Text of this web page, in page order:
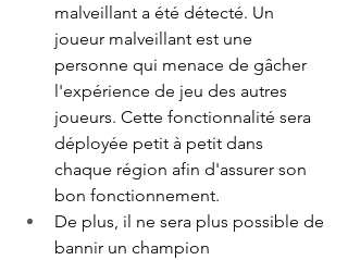
malveillant a été détecté. Un
joueur malveillant est une
personne qui menace de gâcher
l'expérience de jeu des autres
joueurs. Cette fonctionnalité sera
déployée petit à petit dans
chaque région afin d'assurer son
bon fonctionnement.
De plus, il ne sera plus possible de
bannir un champion